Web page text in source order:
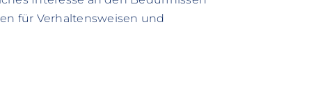
für Verhaltensweisen und